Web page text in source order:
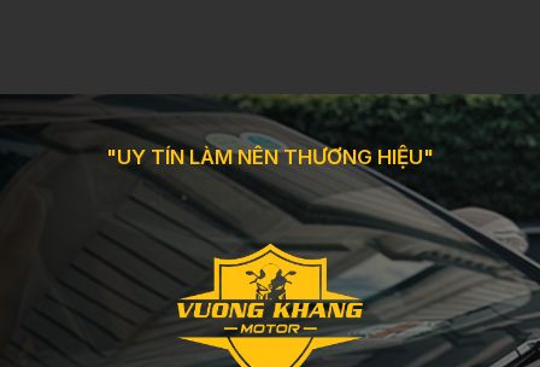
"UY TÍN LÀM NÊN THƯƠNG HIỆU"